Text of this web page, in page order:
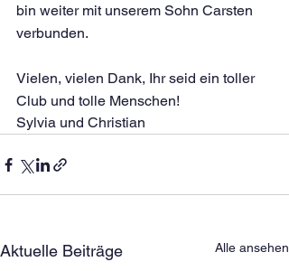
bin weiter mit unserem Sohn Carsten
verbunden.
Vielen, vielen Dank, Ihr seid ein toller
Club und tolle Menschen!
Sylvia und Christian
Aktuelle Beiträge Alle ansehen